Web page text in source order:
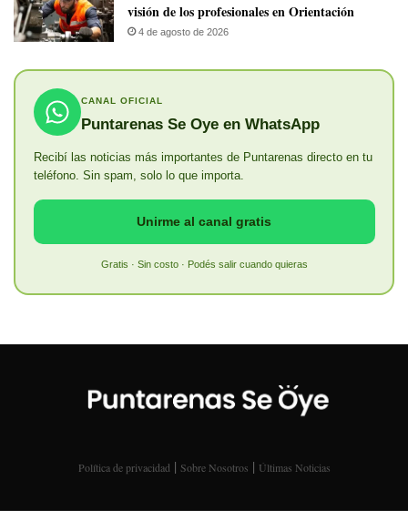
visión de los profesionales en Orientación
4 de agosto de 2026
CANAL OFICIAL
Puntarenas Se Oye en WhatsApp
Recibí las noticias más importantes de Puntarenas directo en tu
teléfono. Sin spam, solo lo que importa.
Unirme al canal gratis
Gratis · Sin costo · Podés salir cuando quieras
Política de privacidad | Sobre Nosotros | Últimas Noticias